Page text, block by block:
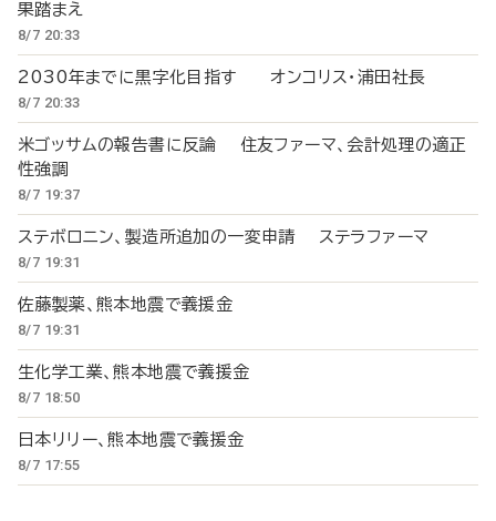
果踏まえ
8/7 20:33
2030年までに黒字化目指す オンコリス・浦田社長
8/7 20:33
米ゴッサムの報告書に反論 住友ファーマ、会計処理の適正
性強調
8/7 19:37
ステボロニン、製造所追加の一変申請 ステラファーマ
8/7 19:31
佐藤製薬、熊本地震で義援金
8/7 19:31
生化学工業、熊本地震で義援金
8/7 18:50
日本リリー、熊本地震で義援金
8/7 17:55